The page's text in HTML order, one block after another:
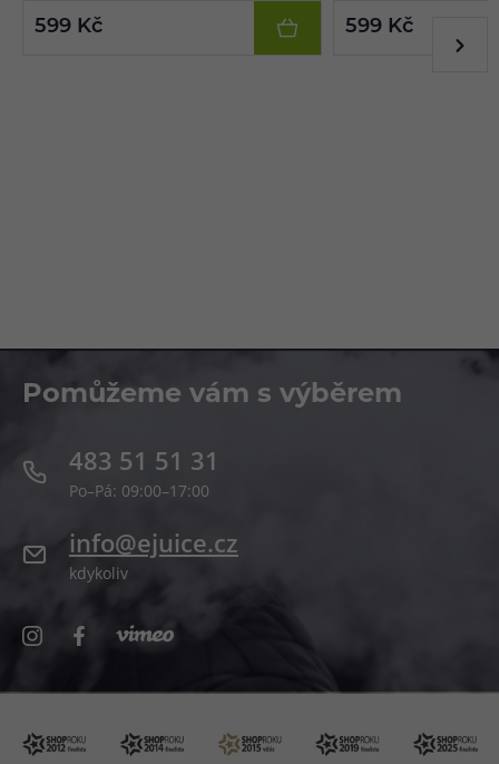
599 Kč 599 Kč
Pomůžeme vám s výběrem
483 51 51 31
Po–Pá: 09:00–17:00
info@ejuice.cz
kdykoliv